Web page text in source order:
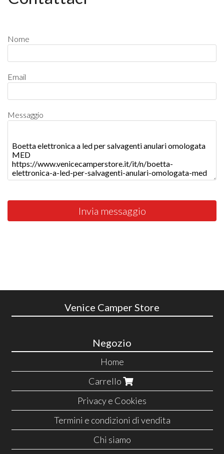
Nome
Email
Messaggio
Invia messaggio
Venice Camper Store
Negozio
Home
Carrello
Privacy e Cookies
Termini e condizioni di vendita
Chi siamo